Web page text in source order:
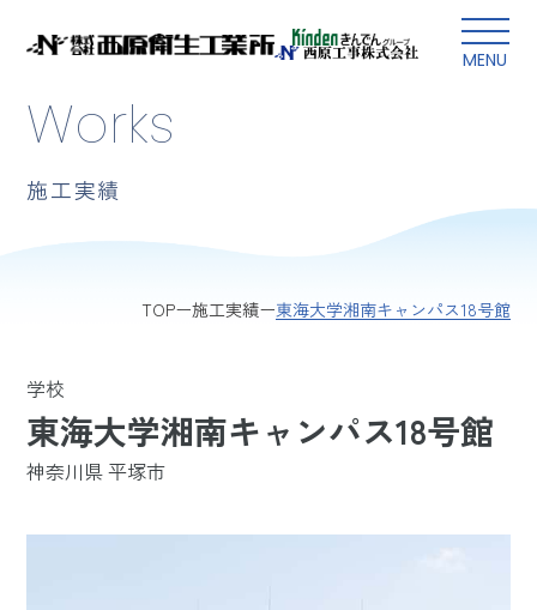
MENU
本文にスキップ
Works
施工実績
TOP 施工実績 東海大学湘南キャンパス18号館
学校
東海大学湘南キャンパス18号館
神奈川県 平塚市